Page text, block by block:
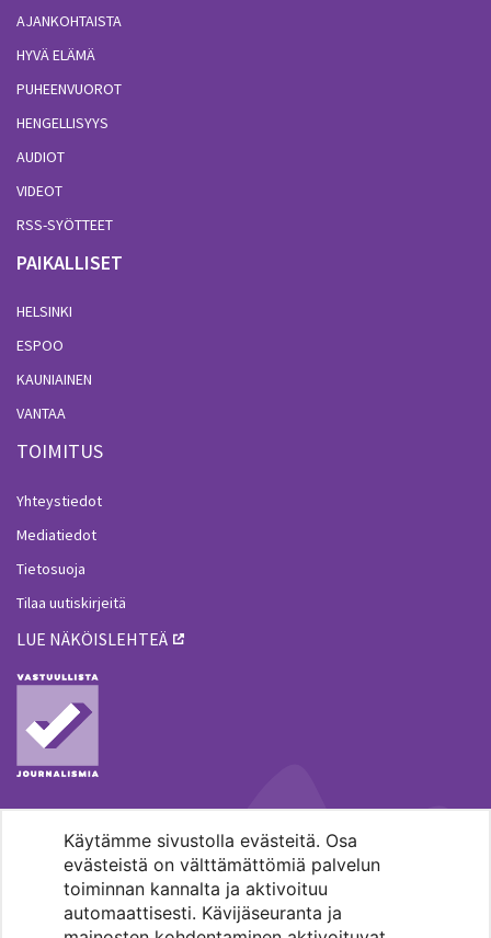
Käytämme sivustolla evästeitä. Osa
evästeistä on välttämättömiä palvelun
toiminnan kannalta ja aktivoituu
automaattisesti. Kävijäseuranta ja
AJANKOHTAISTA
HYVÄ ELÄMÄ
PUHEENVUOROT
HENGELLISYYS
AUDIOT
VIDEOT
RSS-SYÖTTEET
PAIKALLISET
HELSINKI
ESPOO
KAUNIAINEN
VANTAA
TOIMITUS
Yhteystiedot
Mediatiedot
Tietosuoja
Tilaa uutiskirjeitä
LUE NÄKÖISLEHTEÄ
MENOHAKU